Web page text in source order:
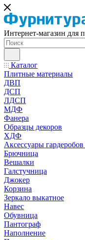
Интернет-магазин для
Каталог
Плитные материалы
ДВП
ДСП
ЛДСП
МДФ
Фанера
Образцы декоров
ХДФ
Аксессуары
Брючница
Вешалки
Галстучница
Джокер
Корзина
Зеркало выкатное
Навес
Обувница
Пантограф
Наполнение